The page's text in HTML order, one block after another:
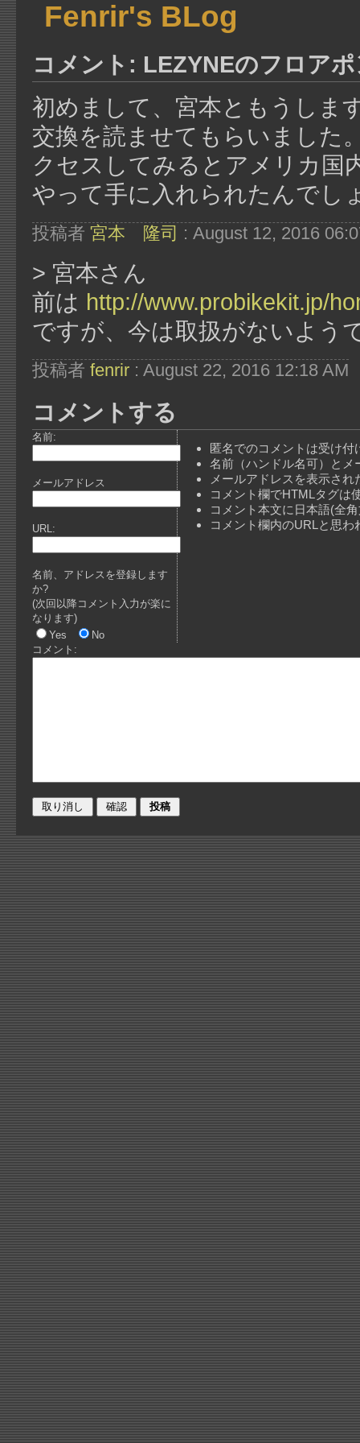
Fenrir's BLog
コメント: LEZYNEのフロア
初めまして、宮本ともうしま
交換を読ませてもらいました
クセスしてみるとアメリカ国
やって手に入れられたんでし
投稿者 宮本 隆司 : August 12, 2016
> 宮本さん
前は http://www.probikekit.jp/
ですが、今は取扱がないよう
投稿者 fenrir : August 22, 2016 12:18 AM
コメントする
名前:
メールアドレス
URL:
名前、アドレスを登録します
か?
(次回以降コメント入力が楽に
なります)
Yes
No
匿名でのコメントは受け付
名前（ハンドル名可）とメ
メールアドレスを表示さ
コメント欄でHTMLタグは
コメント本文に日本語(全
コメント欄内のURLと思
コメント: